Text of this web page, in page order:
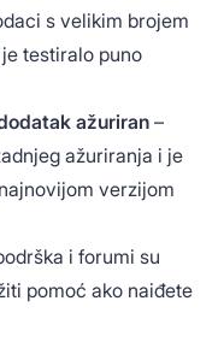
s velikim brojem
testiralo puno
ažuriran –
ažuriranja i je
verzijom
i forumi su
pomoć ako naiđete